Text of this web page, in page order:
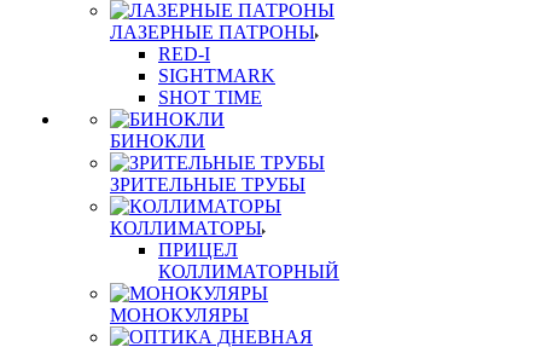
ЛАЗЕРНЫЕ ПАТРОНЫ
RED-I
SIGHTMARK
SHOT TIME
БИНОКЛИ
ЗРИТЕЛЬНЫЕ ТРУБЫ
КОЛЛИМАТОРЫ
ПРИЦЕЛ
КОЛЛИМАТОРНЫЙ
МОНОКУЛЯРЫ